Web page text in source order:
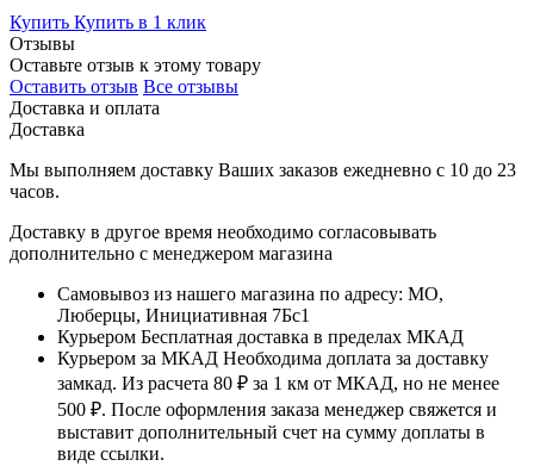
Купить Купить в 1 клик
Отзывы
Оставьте отзыв к этому товару
Оставить отзыв Все отзывы
Доставка и оплата
Доставка
Мы выполняем доставку Ваших заказов ежедневно с 10 до 23
часов.
Доставку в другое время необходимо согласовывать
дополнительно с менеджером магазина
Самовывоз из нашего магазина по адресу: МО,
Люберцы, Инициативная 7Бс1
Курьером Бесплатная доставка в пределах МКАД
Курьером за МКАД Необходима доплата за доставку
замкад. Из расчета 80 ₽ за 1 км от МКАД, но не менее
500 ₽. После оформления заказа менеджер свяжется и
выставит дополнительный счет на сумму доплаты в
виде ссылки.